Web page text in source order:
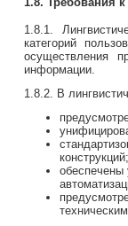
1.8.1.
категорий
осуществления
информации.
1.8.2. В
конструкций;
обеспечены